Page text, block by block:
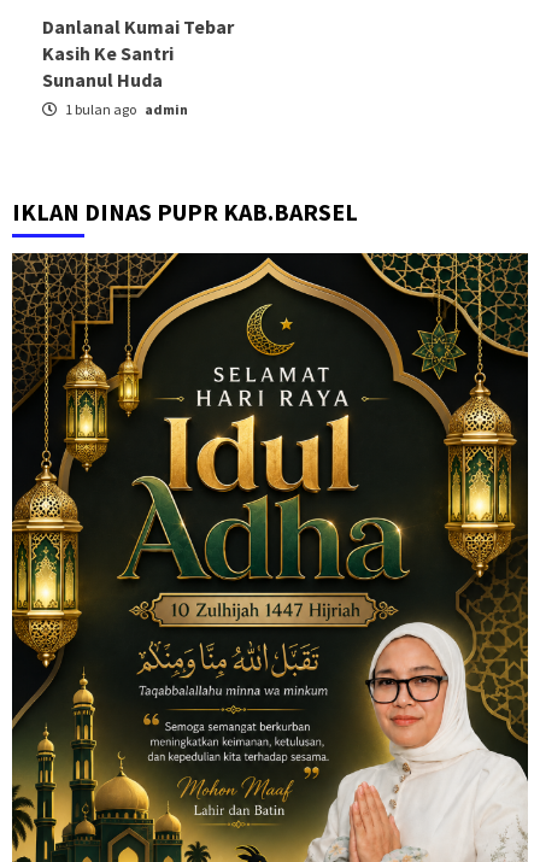
Danlanal Kumai Tebar
Kasih Ke Santri
Sunanul Huda
1 bulan ago admin
IKLAN DINAS PUPR KAB.BARSEL